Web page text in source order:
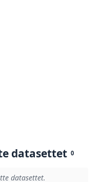
datasettet 0
datasettet.